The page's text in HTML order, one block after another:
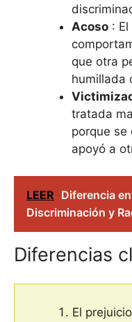
Acoso :
que otra
humillada
tratada
porque se
apoyó a
LEER Diferencia
Discriminación y
Diferencias
El